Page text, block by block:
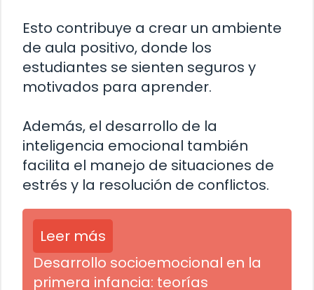
Esto contribuye a crear un ambiente
de aula positivo, donde los
estudiantes se sienten seguros y
motivados para aprender.
Además, el desarrollo de la
inteligencia emocional también
facilita el manejo de situaciones de
estrés y la resolución de conflictos.
Leer más
Desarrollo socioemocional en la
primera infancia: teorías